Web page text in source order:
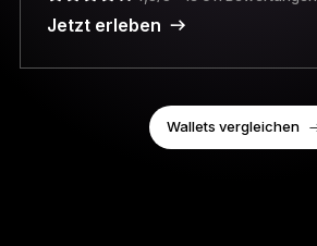
Jetzt erleben
Wallets vergleichen